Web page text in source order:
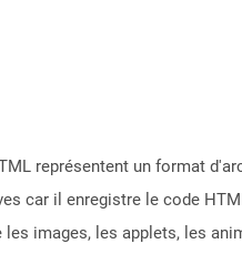
représentent un format
car il enregistre le code
images, les applets, les